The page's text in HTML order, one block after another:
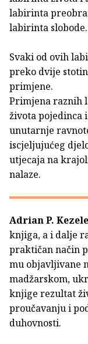
labirinta
labirinta slobode.
Svaki od ovih
preko dvije
primjene.
Primjena raznih
života pojedinca
unutarnje
iscjeljujućeg
utjecaja na
nalaze.
Adrian P. Kezele
knjiga, a i dalje
praktičan način
mu objavljivane
madžarskom,
knjige rezultat
proučavanju i
duhovnosti.